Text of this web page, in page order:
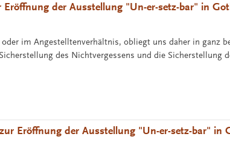
Eröffnung der Ausstellung "Un-er-setz-bar" in
im Angestelltenverhältnis, obliegt uns daher in ganz
des Nichtvergessens und die Sicherstellung
Eröffnung der Ausstellung "Un-er-setz-bar" in